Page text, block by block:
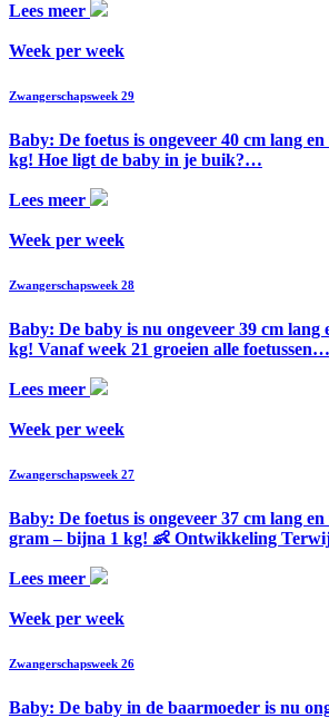
Lees meer
Week per week
Zwangerschapsweek 29
Baby: De foetus is ongeveer 40 cm lang en
kg! Hoe ligt de baby in je buik?…
Lees meer
Week per week
Zwangerschapsweek 28
Baby: De baby is nu ongeveer 39 cm lang
kg! Vanaf week 21 groeien alle foetussen…
Lees meer
Week per week
Zwangerschapsweek 27
Baby: De foetus is ongeveer 37 cm lang
gram – bijna 1 kg! 👶 Ontwikkeling
Lees meer
Week per week
Zwangerschapsweek 26
Baby: De baby in de baarmoeder is nu